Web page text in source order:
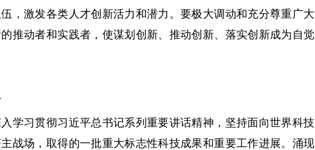
，激发各类人才创新活力和潜力。要极大调动和充分尊重广大
推动者和实践者，使谋划创新、推动创新、落实创新成为自觉
习贯彻习近平总书记系列重要讲话精神，坚持面向世界科技
战场，取得的一批重大标志性科技成果和重要工作进展。涌现